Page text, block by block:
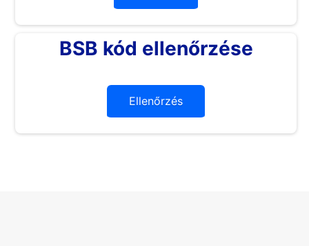
BSB kód ellenőrzése
Ellenőrzés